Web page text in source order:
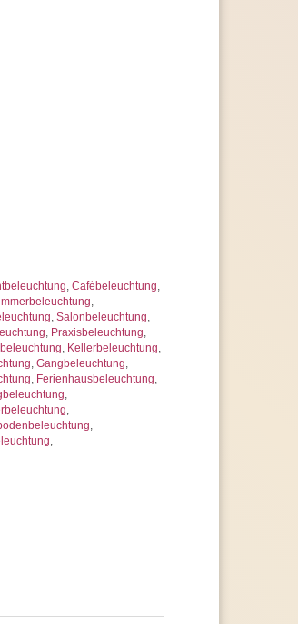
, Cafébeleuchtung,
,
, Salonbeleuchtung,
, Praxisbeleuchtung,
, Kellerbeleuchtung,
, Gangbeleuchtung,
, Ferienhausbeleuchtung,
,
,
,
,